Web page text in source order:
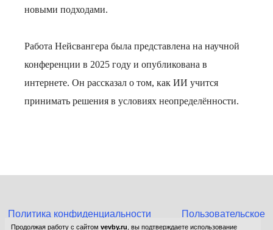
новыми подходами.
Работа Нейсвангера была представлена на научной
конференции в 2025 году и опубликована в
интернете. Он рассказал о том, как ИИ учится
принимать решения в условиях неопределённости.
Политика конфиденциальности
Пользовательское
соглашение
Продолжая работу с сайтом vevby.ru , вы подтверждаете использование